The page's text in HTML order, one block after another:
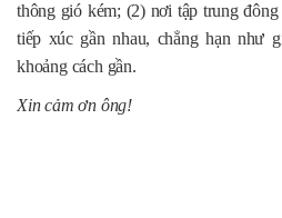
thông gió kém; (2) nơi tập trung
tiếp xúc gần nhau, chẳng hạn như
khoảng cách gần.
Xin cảm ơn ông!